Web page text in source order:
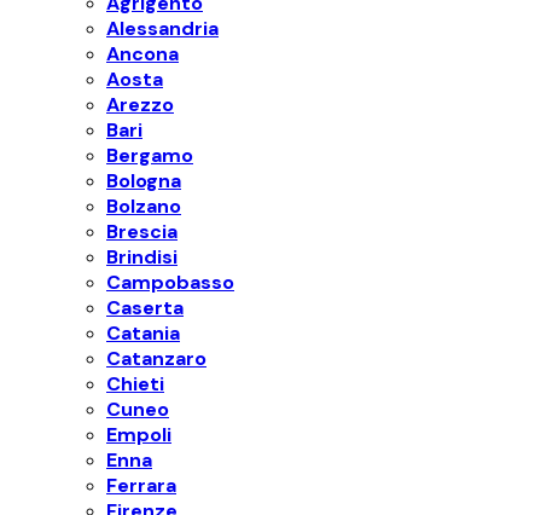
Alessandria
Ancona
Aosta
Arezzo
Bari
Bergamo
Bologna
Bolzano
Brescia
Brindisi
Campobasso
Caserta
Catania
Catanzaro
Chieti
Cuneo
Empoli
Enna
Ferrara